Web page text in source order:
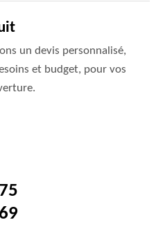
un devis personnalisé,
et budget, pour vos